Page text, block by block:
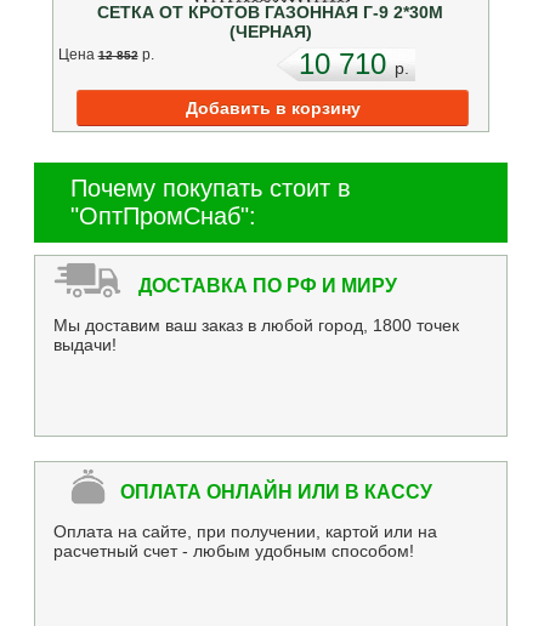
СЕТКА ОТ КРОТОВ ГАЗОННАЯ Г-9 2*30М
(ЧЕРНАЯ)
Цена 12 852 p. 10 710p.
Почему покупать стоит в
"ОптПромСнаб":
ДОСТАВКА ПО РФ И МИРУ
Мы доставим ваш заказ в любой город, 1800 точек
выдачи!
ОПЛАТА ОНЛАЙН ИЛИ В КАССУ
Оплата на сайте, при получении, картой или на
расчетный счет - любым удобным способом!